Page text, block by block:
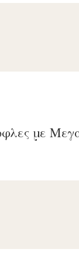
με